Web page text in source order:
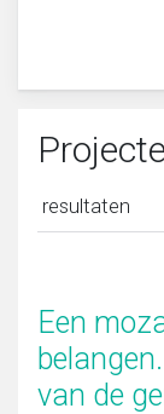
Ouderen
Veiligheid en
resultaten
Een
van de